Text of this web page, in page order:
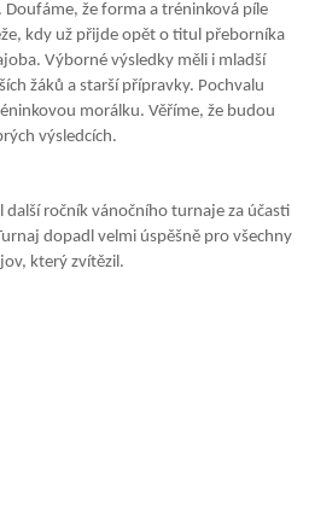
že forma a tréninková píle
kdy už přijde opět o titul přeborníka
Výborné výsledky měli i mladší
žáků a starší přípravky. Pochvalu
morálku. Věříme, že budou
výsledcích.
další ročník vánočního turnaje za účasti
dopadl velmi úspěšně pro všechny
který zvítězil.